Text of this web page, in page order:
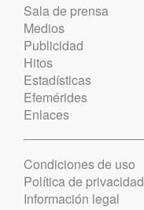
Sala de prensa
Medios
Publicidad
Hitos
Estadísticas
Efemérides
Enlaces
Condiciones de uso
Política de privacidad
Información legal